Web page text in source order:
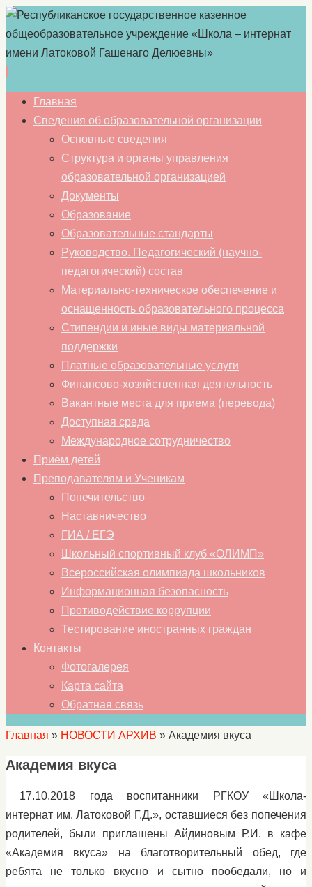
Перейти
содержимому
Главная
Сведения об образовательной организации
Основные сведения
Структура и органы управления
образовательной организацией
Документы
Образование
Образовательные стандарты
Руководство. Педагогический (научно-
педагогический) состав
Материально-техническое обеспечение и
оснащенность образовательного процесса
Стипендии и иные виды материальной
поддержки
Платные образовательные услуги
Финансово-хозяйственная деятельность
Вакантные места для приема (перевода)
Доступная среда
Международное сотрудничество
Приём детей
Преподавателям и Ученикам
Попечительство
Наставничество
ГИА / ЕГЭ
Школьный спортивный клуб «ОЛИМП»
Всероссийская олимпиада школьников
Информационная безопасность
Противодействие коррупции
Тестирование иностранных граждан
Контакты
Фотогалерея
Карта сайта
Обратная связь
Главная » НОВОСТИ АРХИВ » Академия вкуса
Академия вкуса
17.10.2018 года воспитанники РГКОУ «Школа-
интернат им. Латоковой Г.Д.», оставшиеся без попечения
родителей, были приглашены Айдиновым Р.И. в кафе
«Академия вкуса» на благотворительный обед, где
ребята не только вкусно и сытно пообедали, но и